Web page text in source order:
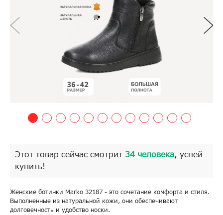
Этот товар сейчас смотрит 34 человека, успей
купить!
Женские ботинки Marko 32187 - это сочетание комфорта и стиля.
Выполненные из натуральной кожи, они обеспечивают
долговечность и удобство носки.